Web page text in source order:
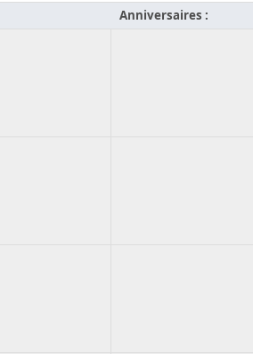
Anniversaires :